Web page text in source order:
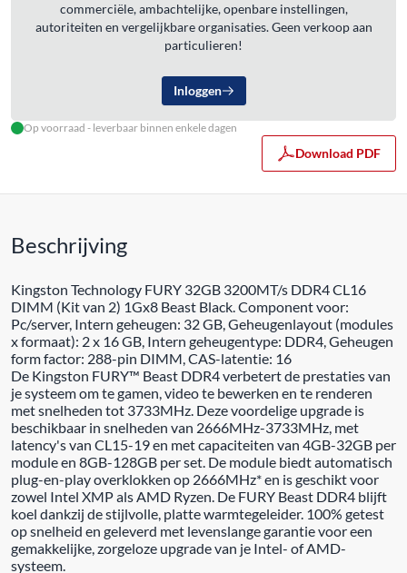
commerciële, ambachtelijke, openbare instellingen,
autoriteiten en vergelijkbare organisaties. Geen verkoop aan
particulieren!
Inloggen
Op voorraad - leverbaar binnen enkele dagen
Download PDF
Beschrijving
Kingston Technology FURY 32GB 3200MT/s DDR4 CL16
DIMM (Kit van 2) 1Gx8 Beast Black. Component voor:
Pc/server, Intern geheugen: 32 GB, Geheugenlayout (modules
x formaat): 2 x 16 GB, Intern geheugentype: DDR4, Geheugen
form factor: 288-pin DIMM, CAS-latentie: 16
De Kingston FURY™ Beast DDR4 verbetert de prestaties van
je systeem om te gamen, video te bewerken en te renderen
met snelheden tot 3733MHz. Deze voordelige upgrade is
beschikbaar in snelheden van 2666MHz-3733MHz, met
latency's van CL15-19 en met capaciteiten van 4GB-32GB per
module en 8GB-128GB per set. De module biedt automatisch
plug-en-play overklokken op 2666MHz* en is geschikt voor
zowel Intel XMP als AMD Ryzen. De FURY Beast DDR4 blijft
koel dankzij de stijlvolle, platte warmtegeleider. 100% getest
op snelheid en geleverd met levenslange garantie voor een
gemakkelijke, zorgeloze upgrade van je Intel- of AMD-
systeem.